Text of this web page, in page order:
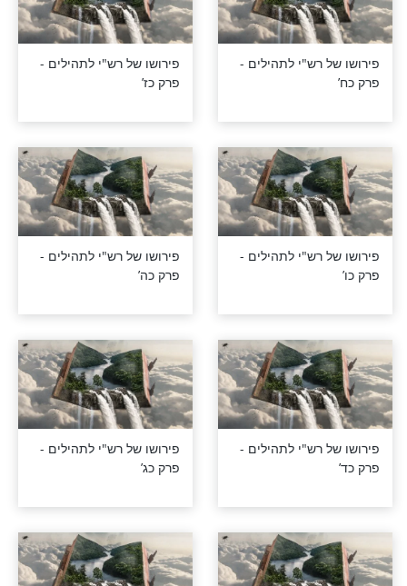
רש"י לתהילים -
פירושו של רש"י לתהילים -
רש"י לתהילים -
פירושו של רש"י לתהילים -
פרק לג’